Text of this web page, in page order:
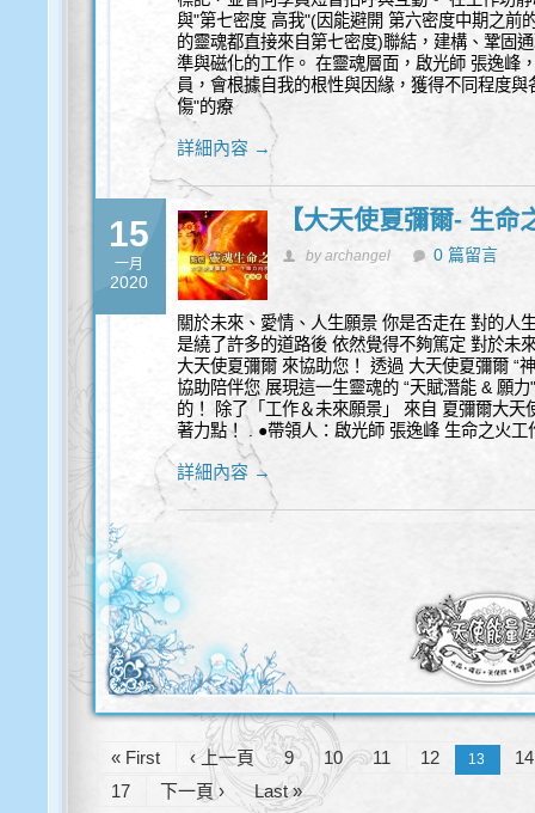
與"第七密度 高我"(因能避開 第六密度中期之前
的靈魂都直接來自第七密度)聯結，建構、鞏固
準與磁化的工作。 在靈魂層面，啟光師 張逸峰
員，會根據自我的根性與因緣，獲得不同程度
傷"的療
詳細內容 →
15
一月
2020
【大天使夏彌爾- 生
by archangel 0 篇留言
關於未來、愛情、人生願景 你是否走在 對的人
是繞了許多的道路後 依然覺得不夠篤定 對於未
大天使夏彌爾 來協助您！ 透過 大天使夏彌爾 “
協助陪伴您 展現這一生靈魂的 “天賦潛能 & 願
的！ 除了「工作＆未來願景」 來自 夏彌爾大
著力點！ . ●帶領人：啟光師 張逸峰 生命之火
詳細內容 →
« First ‹ 上一頁 9 10 11 12 13
14
17
下一頁 › Last »